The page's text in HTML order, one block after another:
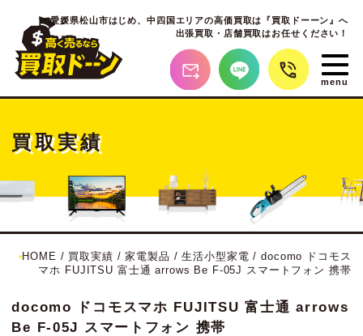
愛媛県松山市はじめ、中四国エリアの高価買取は『買取ドーーン』へ
出張買取・店舗買取はお任せください！
買取実績
HOME / 買取実績 /家電製品 /生活小型家電 /docomo ドコモス
マホ FUJITSU 富士通 arrows Be F-05J スマートフォン 携帯
docomo ドコモスマホ FUJITSU 富士通 arrows
Be F-05J スマートフォン 携帯